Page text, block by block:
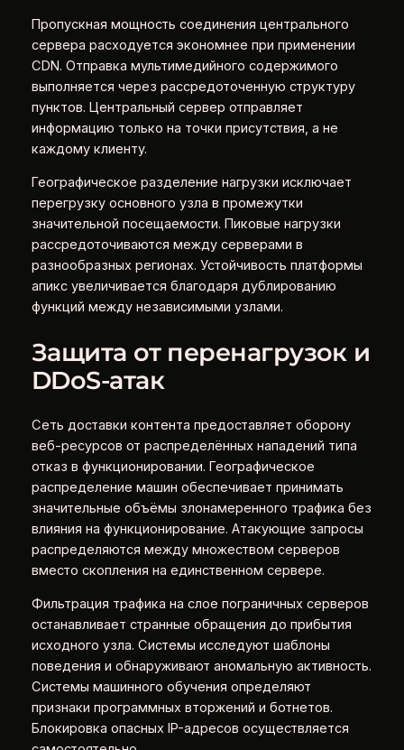
Пропускная мощность соединения центрального
сервера расходуется экономнее при применении
CDN. Отправка мультимедийного содержимого
выполняется через рассредоточенную структуру
пунктов. Центральный сервер отправляет
информацию только на точки присутствия, а не
каждому клиенту.
Географическое разделение нагрузки исключает
перегрузку основного узла в промежутки
значительной посещаемости. Пиковые нагрузки
рассредоточиваются между серверами в
разнообразных регионах. Устойчивость платформы
апикс увеличивается благодаря дублированию
функций между независимыми узлами.
Защита от перенагрузок и
DDoS-атак
Сеть доставки контента предоставляет оборону
веб-ресурсов от распределённых нападений типа
отказ в функционировании. Географическое
распределение машин обеспечивает принимать
значительные объёмы злонамеренного трафика без
влияния на функционирование. Атакующие запросы
распределяются между множеством серверов
вместо скопления на единственном сервере.
Фильтрация трафика на слое пограничных серверов
останавливает странные обращения до прибытия
исходного узла. Системы исследуют шаблоны
поведения и обнаруживают аномальную активность.
Системы машинного обучения определяют
признаки программных вторжений и ботнетов.
Блокировка опасных IP-адресов осуществляется